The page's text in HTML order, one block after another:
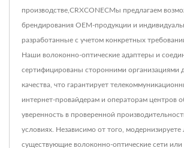
производстве,CRXCONECМы предлагаем
брендирования OEM-продукции и
разработанные с учетом конкретных
Наши волоконно-оптические адаптеры и
сертифицированы сторонними организациями
качества, что гарантирует
интернет-провайдерам и операторам центров
уверенность в проверенной
условиях. Независимо от того, модернизируете
существующие волоконно-оптические сети или